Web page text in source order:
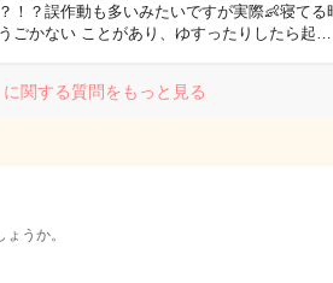
！？誤作動も多いみたいですが実際👶寝てる
ごかない ことがあり、ゆすったりしたら起…
に関する質問をもっと見る
うか。